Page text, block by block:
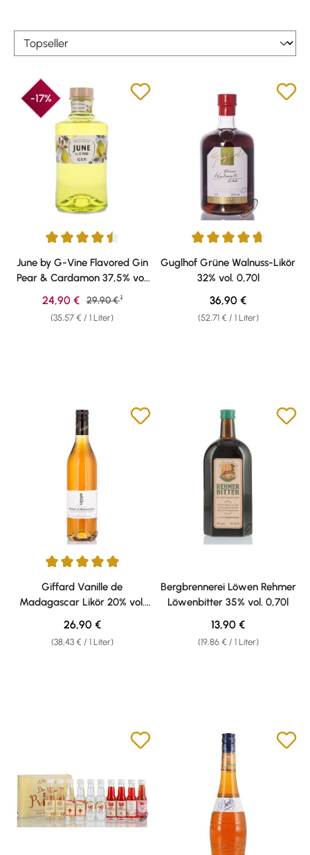
-17%
Durchschnittliche Bewertung von 4.5 von 5 Sternen
June by G-Vine Flavored Gin
Pear & Cardamon 37,5% vol.
0,70l
(35,57 € / 1 Liter)
Verkaufspreis:
24,90 € Regulärer Preis:
29,90 € 1
Durchschnittliche Bewertung
Guglhof Grüne Walnuss-Likör
32% vol. 0,70l
(52,71 € / 1 Liter)
Regulärer Preis:
36,90 €
Durchschnittliche Bewertung von 5 von 5 Sternen
Giffard Vanille de
Madagascar Likör 20% vol.
0,70l
(38,43 € / 1 Liter)
Regulärer Preis:
26,90 €
Bergbrennerei Löwen Rehmer
Löwenbitter 35% vol. 0,70l
(19,86 € / 1 Liter)
Regulärer Preis:
13,90 €